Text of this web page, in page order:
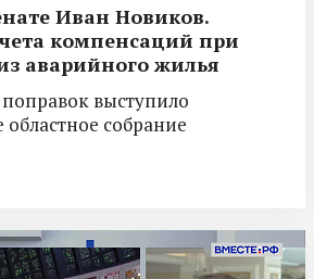
Иван Новиков.
компенсаций при
аварийного жилья
выступило
областное собрание